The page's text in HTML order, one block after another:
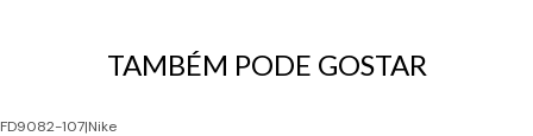
TAMBÉM PODE GOSTAR
FD9082-107|Nike